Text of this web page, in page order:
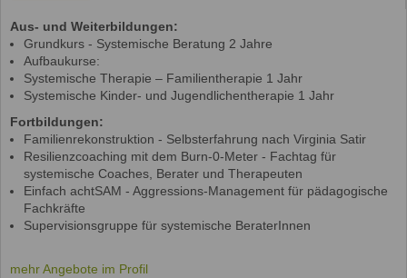
Aus- und Weiterbildungen:
Grundkurs - Systemische Beratung 2 Jahre
Aufbaukurse:
Systemische Therapie – Familientherapie 1 Jahr
Systemische Kinder- und Jugendlichentherapie 1 Jahr
Fortbildungen:
Familienrekonstruktion - Selbsterfahrung nach Virginia Satir
Resilienzcoaching mit dem Burn-0-Meter - Fachtag für
systemische Coaches, Berater und Therapeuten
Einfach achtSAM - Aggressions-Management für pädagogische
Fachkräfte
Supervisionsgruppe für systemische BeraterInnen
mehr Angebote im Profil